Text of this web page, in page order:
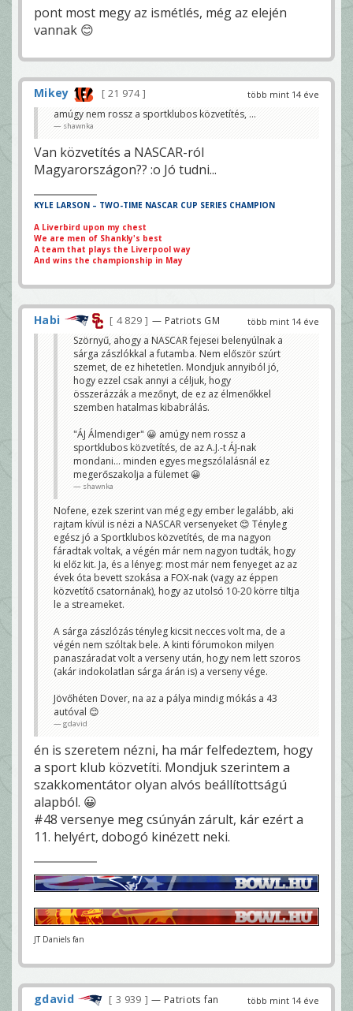
pont most megy az ismétlés, még az elején
vannak 😊
több mint 14 éve
Mikey
21 974
amúgy nem rossz a sportklubos közvetítés, ...
shawnka
Van közvetítés a NASCAR-ról
Magyarországon?? :o Jó tudni...
KYLE LARSON – TWO-TIME NASCAR CUP SERIES CHAMPION
A Liverbird upon my chest
We are men of Shankly's best
A team that plays the Liverpool way
And wins the championship in May
több mint 14 éve
Habi 4 829 — Patriots GM
Szörnyű, ahogy a NASCAR fejesei belenyúlnak a
sárga zászlókkal a futamba. Nem először szúrt
szemet, de ez hihetetlen. Mondjuk annyiból jó,
hogy ezzel csak annyi a céljuk, hogy
összerázzák a mezőnyt, de ez az élmenőkkel
szemben hatalmas kibabrálás.
"ÁJ Álmendiger" 😀 amúgy nem rossz a
sportklubos közvetítés, de az A.J.-t ÁJ-nak
mondani... minden egyes megszólalásnál ez
megerőszakolja a fülemet 😀
shawnka
Nofene, ezek szerint van még egy ember legalább, aki
rajtam kívül is nézi a NASCAR versenyeket 😊 Tényleg
egész jó a Sportklubos közvetítés, de ma nagyon
fáradtak voltak, a végén már nem nagyon tudták, hogy
ki előz kit. Ja, és a lényeg: most már nem fenyeget az az
évek óta bevett szokása a FOX-nak (vagy az éppen
közvetítő csatornának), hogy az utolsó 10-20 körre tiltja
le a streameket.
A sárga zászlózás tényleg kicsit necces volt ma, de a
végén nem szóltak bele. A kinti fórumokon milyen
panaszáradat volt a verseny után, hogy nem lett szoros
(akár indokolatlan sárga árán is) a verseny vége.
Jövőhéten Dover, na az a pálya mindig mókás a 43
autóval 😊
gdavid
én is szeretem nézni, ha már felfedeztem, hogy
a sport klub közvetíti. Mondjuk szerintem a
szakkomentátor olyan alvós beállítottságú
alapból. 😀
#48 versenye meg csúnyán zárult, kár ezért a
11. helyért, dobogó kinézett neki.
JT Daniels fan
több mint 14 éve
gdavid 3 939 — Patriots fan